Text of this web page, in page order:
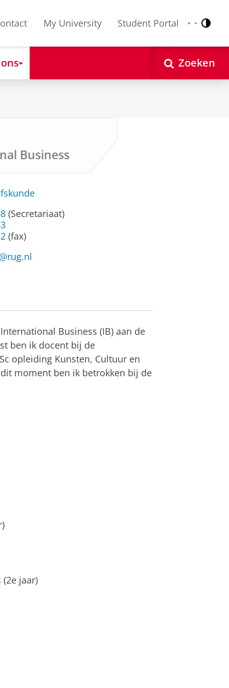
My University Student Portal Nederlands
English
Zoeken
Business
(Secretariaat)
(fax)
Business (IB) aan de
ben ik docent bij de
opleiding Kunsten, Cultuur en
moment ben ik betrokken bij de
jaar)